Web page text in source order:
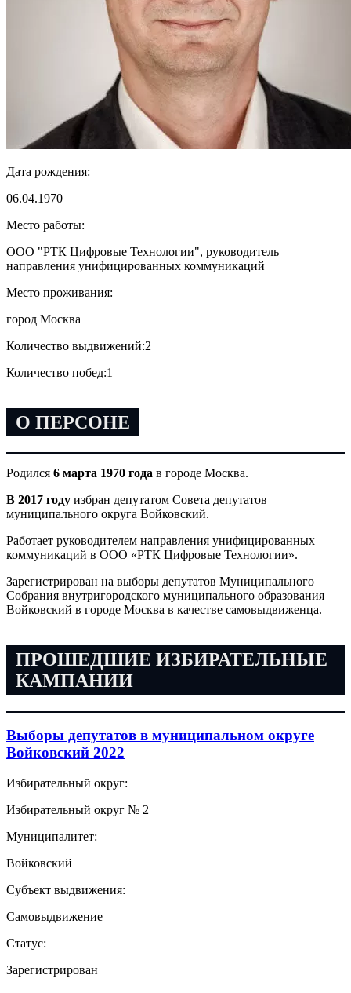
Дата рождения:
06.04.1970
Место работы:
ООО "РТК Цифровые Технологии", руководитель
направления унифицированных коммуникаций
Место проживания:
город Москва
Количество выдвижений:2
Количество побед:1
О ПЕРСОНЕ
Родился 6 марта 1970 года в городе Москва.
В 2017 году избран депутатом Совета депутатов
муниципального округа Войковский.
Работает руководителем направления унифицированных
коммуникаций в ООО «РТК Цифровые Технологии».
Зарегистрирован на выборы депутатов Муниципального
Собрания внутригородского муниципального образования
Войковский в городе Москва в качестве самовыдвиженца.
ПРОШЕДШИЕ ИЗБИРАТЕЛЬНЫЕ
КАМПАНИИ
Выборы депутатов в муниципальном округе
Войковский 2022
Избирательный округ:
Избирательный округ № 2
Муниципалитет:
Войковский
Субъект выдвижения:
Самовыдвижение
Статус:
Зарегистрирован